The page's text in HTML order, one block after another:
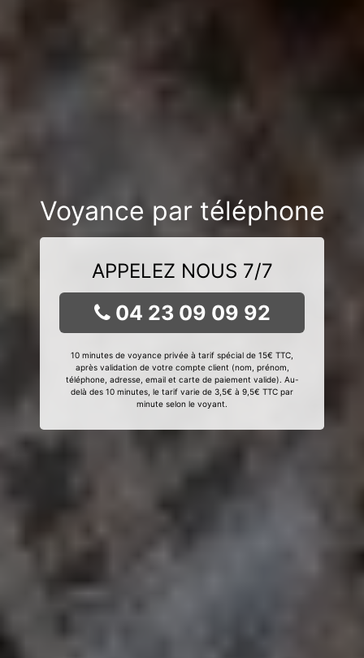
Voyance par téléphone
APPELEZ NOUS 7/7
04 23 09 09 92
10 minutes de voyance privée à tarif spécial de 15€ TTC,
après validation de votre compte client (nom, prénom,
téléphone, adresse, email et carte de paiement valide). Au-
delà des 10 minutes, le tarif varie de 3,5€ à 9,5€ TTC par
minute selon le voyant.